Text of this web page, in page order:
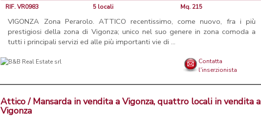
RIF. VR0983 5 locali Mq. 215
VIGONZA Zona Perarolo. ATTICO recentissimo, come nuovo, fra i più
prestigiosi della zona di Vigonza; unico nel suo genere in zona comoda a
tutti i principali servizi ed alle più importanti vie di ...
Contatta
l'inserzionista
Attico / Mansarda in vendita a Vigonza, quattro locali in vendita a
Vigonza